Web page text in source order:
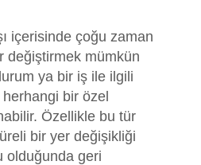
içerisinde çoğu zaman
değiştirmek mümkün
ya bir iş ile ilgili
bir özel
Özellikle bu tür
bir yer değişikliği
olduğunda geri